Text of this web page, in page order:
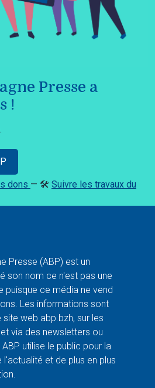
Presse a
!
dons — 🛠️ Suivre les travaux du
Presse (ABP) est un
son nom ce n'est pas une
puisque ce média ne vend
Les informations sont
web abp.bzh, sur les
via des newsletters ou
utilise le public pour la
l'actualité et de plus en plus